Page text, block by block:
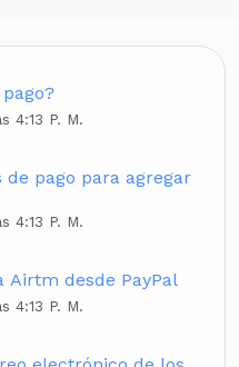
4:13 P. M.
de pago para agregar
4:13 P. M.
Airtm desde PayPal
4:13 P. M.